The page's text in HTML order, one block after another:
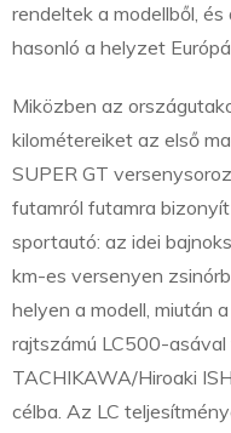
rendeltek a modellből,
hasonló a helyzet
Miközben az
kilométereiket az első
SUPER GT
futamról futamra
sportautó: az idei
km-es versenyen
helyen a modell, miután
rajtszámú LC500-asával
TACHIKAWA/Hiroaki
célba. Az LC